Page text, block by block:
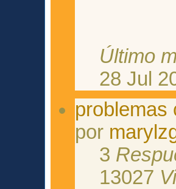
Último
28 Jul
problemas
por
3
13027